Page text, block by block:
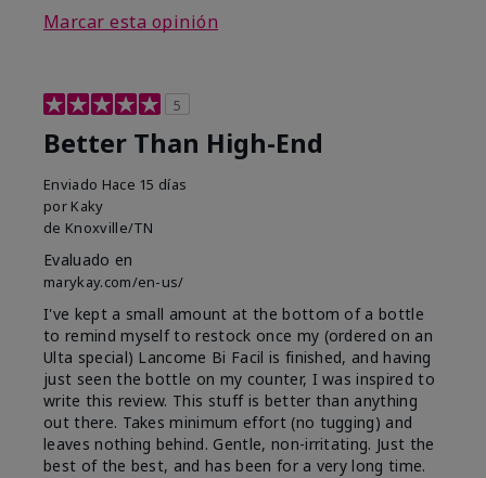
Marcar esta opinión
5
Better Than High-End
Enviado Hace 15 días
por Kaky
de Knoxville/TN
Evaluado en
marykay.com/en-us/
I've kept a small amount at the bottom of a bottle
to remind myself to restock once my (ordered on an
Ulta special) Lancome Bi Facil is finished, and having
just seen the bottle on my counter, I was inspired to
write this review. This stuff is better than anything
out there. Takes minimum effort (no tugging) and
leaves nothing behind. Gentle, non-irritating. Just the
best of the best, and has been for a very long time.